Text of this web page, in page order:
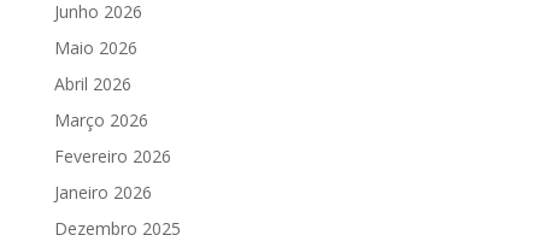
Junho 2026
Maio 2026
Abril 2026
Março 2026
Fevereiro 2026
Janeiro 2026
Dezembro 2025